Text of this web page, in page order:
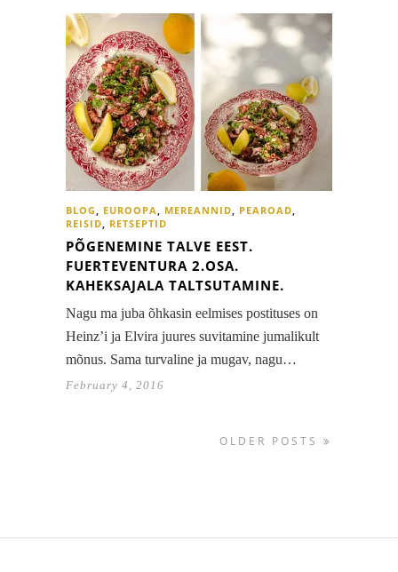
BLOG, EUROOPA, MEREANNID, PEAROAD,
REISID, RETSEPTID
PÕGENEMINE TALVE EEST.
FUERTEVENTURA 2.OSA.
KAHEKSAJALA TALTSUTAMINE.
Nagu ma juba õhkasin eelmises postituses on
Heinz’i ja Elvira juures suvitamine jumalikult
mõnus. Sama turvaline ja mugav, nagu…
February 4, 2016
OLDER POSTS